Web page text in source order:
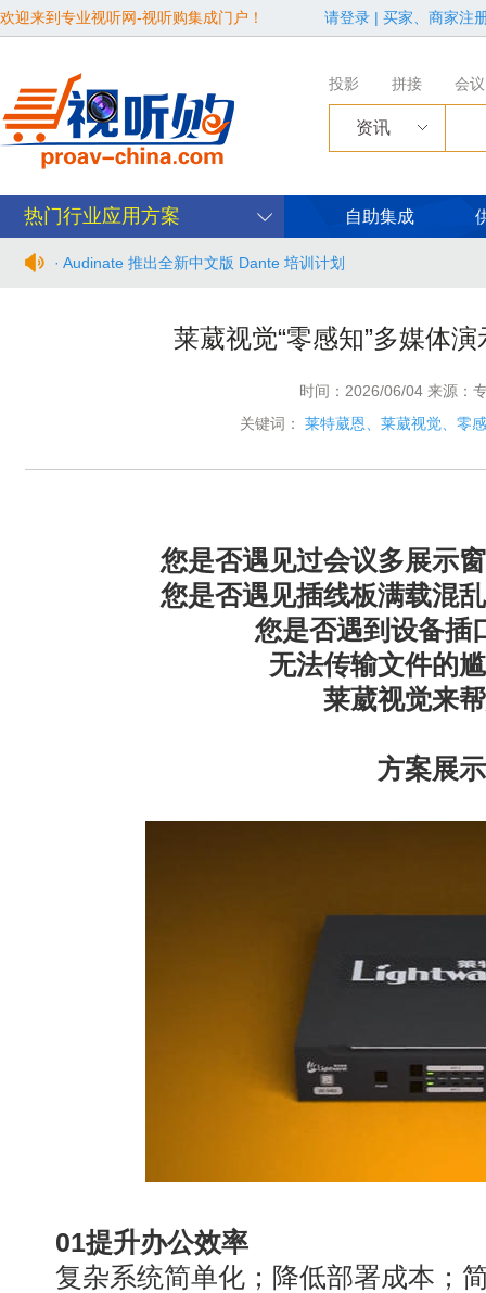
欢迎来到专业视听网-视听购集成门户！ 请登录 | 买家、商家注
投影 拼接 会议
资讯
热门行业应用方案 自助集成
· Audinate 推出全新中文版 Dante 培训计划
· 年度必赴约！9月15-17日，闻信第28届广告新科技上海秋交
· Extron 七月新闻集锦
· 松下投影机赋能LYMB.iO的MultiBall系统，打造新一代体育与
莱葳视觉“零感知”多媒体
时间：2026/06/04 来源：
关键词：
莱特葳恩、莱葳视觉、零
您是否遇见过会议多展示
您是否遇见插线板满载混
您是否遇到设备插
无法传输文件的
莱葳视觉来
方案展示
01提升办公效率
复杂系统简单化；降低部署成本；